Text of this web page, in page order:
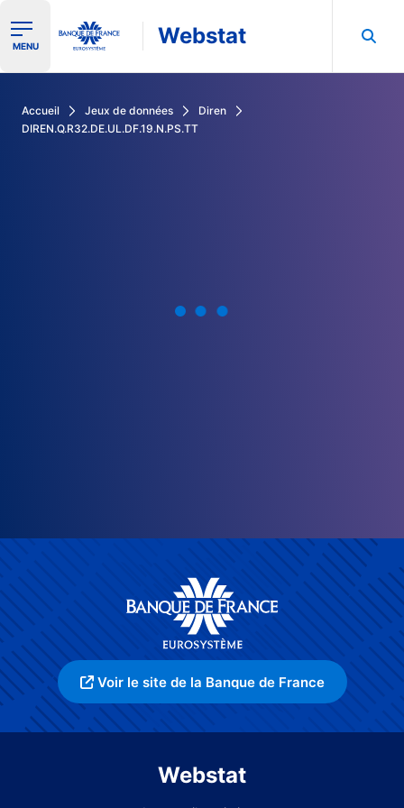
Ouvrir le menu de navigation
MENU Webstat
Accueil Jeux de données
Diren
DIREN.Q.R32.DE.UL.DF.19.N.PS.TT
Voir le site de la Banque de France
Webstat